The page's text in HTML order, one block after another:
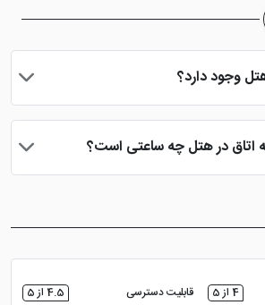
هتل وجود دارد؟
و خروج، نوع اتاق و تعداد نفرات می توانید
اتاق در هتل چه ساعتی است؟
ساعت تحویل اتاق ساعت 2 بعد از ظهر و ساعت تخلیه اتاق 12 ظهر
4 از 5 قابلیت دسترسی 4.5 از 5